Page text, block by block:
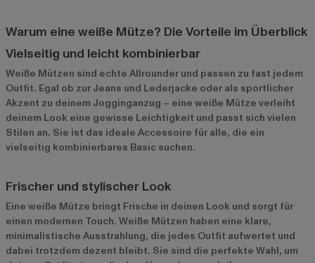
Warum eine weiße Mütze? Die Vorteile im Überblick
Vielseitig und leicht kombinierbar
Weiße Mützen sind echte Allrounder und passen zu fast jedem
Outfit. Egal ob zur Jeans und Lederjacke oder als sportlicher
Akzent zu deinem Jogginganzug – eine weiße Mütze verleiht
deinem Look eine gewisse Leichtigkeit und passt sich vielen
Stilen an. Sie ist das ideale Accessoire für alle, die ein
vielseitig kombinierbares Basic suchen.
Frischer und stylischer Look
Eine weiße Mütze bringt Frische in deinen Look und sorgt für
einen modernen Touch. Weiße Mützen haben eine klare,
minimalistische Ausstrahlung, die jedes Outfit aufwertet und
dabei trotzdem dezent bleibt. Sie sind die perfekte Wahl, um